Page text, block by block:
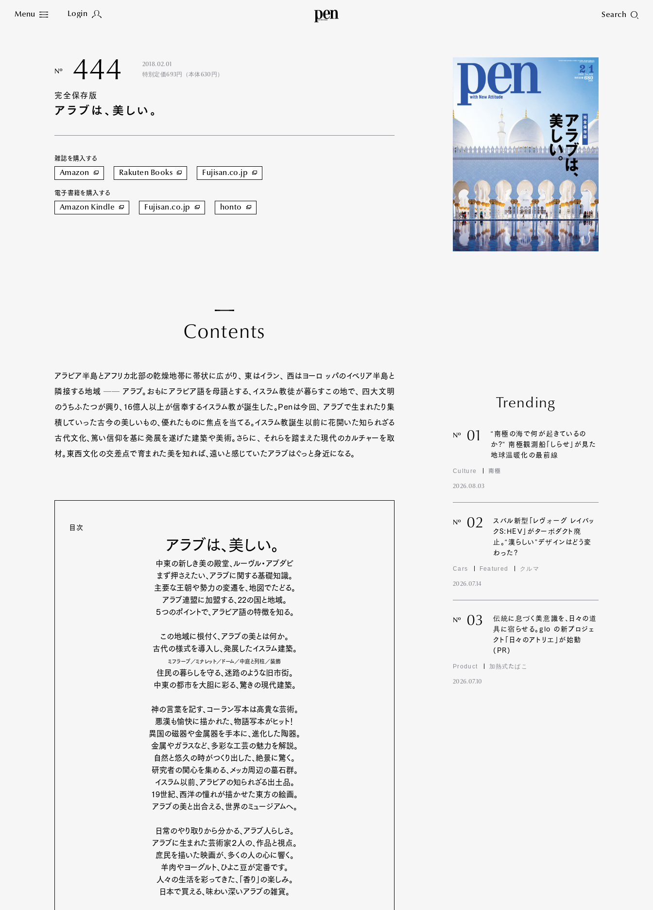
Menu Login Search
Close
Nº 444
2018.02.01
特別定価693円（本体630円）
完全保存版
アラブは、美しい。
雑誌を購入する
Amazon Rakuten Books Fujisan.co.jp
電子書籍を購入する
Amazon Kindle Fujisan.co.jp honto
Contents
アラビア半島とアフリカ北部の乾燥地帯に帯状に広がり、 東はイラン、 西はヨーロ ッパのイベリア半島と
隣接する地域 ── アラブ。おもにアラビア語を母語とする、イスラム教徒が暮らすこの地で、 四大文明
のうちふたつが興り、16億人以上が信奉するイスラム教が誕生した。Penは今回、 アラブで生まれたり集
積していった古今の美しいもの、優れたものに焦点を当てる。イスラム教誕生以前に花開いた知られざる
古代文化、篤い信仰を基に発展を遂げた建築や美術。さらに、 それらを踏まえた現代のカルチャーを取
材。東西文化の交差点で育まれた美を知れば、遠いと感じていたアラブはぐっと身近になる。
目次
アラブは、美しい。
中東の新しき美の殿堂、ルーヴル・アブダビ
まず押さえたい、アラブに関する基礎知識。
主要な王朝や勢力の変遷を、地図でたどる。
アラブ連盟に加盟する、22の国と地域。
５つのポイントで、アラビア語の特徴を知る。
この地域に根付く、アラブの美とは何か。
古代の様式を導入し、発展したイスラム建築。
ミフラーブ／ミナレット／ドーム／中庭と列柱／装飾
住民の暮らしを守る、迷路のような旧市街。
中東の都市を大胆に彩る、驚きの現代建築。
神の言葉を記す、コーラン写本は高貴な芸術。
悪漢も愉快に描かれた、物語写本がヒット！
異国の磁器や金属器を手本に、進化した陶器。
金属やガラスなど、多彩な工芸の魅力を解説。
自然と悠久の時がつくり出した、絶景に驚く。
研究者の関心を集める、メッカ周辺の墓石群。
イスラム以前、アラビアの知られざる出土品。
19世紀、西洋の憧れが描かせた東方の絵画。
アラブの美と出合える、世界のミュージアムへ。
日常のやり取りから分かる、アラブ人らしさ。
アラブに生まれた芸術家２人の、作品と視点。
庶民を描いた映画が、多くの人の心に響く。
羊肉やヨーグルト、ひよこ豆が定番です。
人々の生活を彩ってきた、「香り」の楽しみ。
日本で買える、味わい深いアラブの雑貨。
Trending
Nº 01
“南極の海で何が起きているの
か?” 南極観測船「しらせ」が見た
地球温暖化の最前線
Culture 南極
2026.08.03
Nº 02
スバル新型「レヴォーグ レイバッ
クS:HEV」がターボダクト廃
止。“漢らしい”デザインはどう変
わった?
Cars Featured クルマ
2026.07.14
Nº 03
伝統に息づく美意識を、日々の道
具に宿らせる。glo の新プロジェ
クト「日々のアトリエ」が始動
(PR)
Product 加熱式たばこ
2026.07.10